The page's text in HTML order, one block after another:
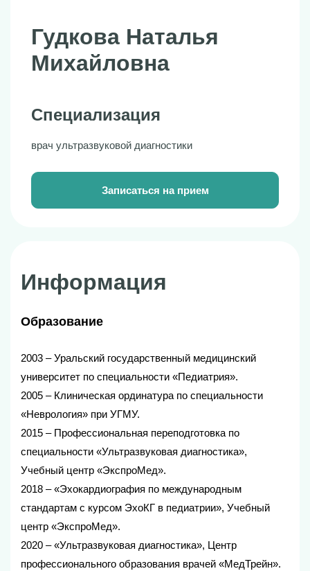
Лицензии
Личный кабинет
Email
info@onkoplus.ru
Гудкова Наталья
Михайловна
Специализация
врач ультразвуковой диагностики
Записаться на прием
Информация
Образование
2003 – Уральский государственный медицинский
университет по специальности «Педиатрия».
2005 – Клиническая ординатура по специальности
«Неврология» при УГМУ.
2015 – Профессиональная переподготовка по
специальности «Ультразвуковая диагностика»,
Учебный центр «ЭкспроМед».
2018 – «Эхокардиография по международным
стандартам с курсом ЭхоКГ в педиатрии», Учебный
центр «ЭкспроМед».
2020 – «Ультразвуковая диагностика», Центр
профессионального образования врачей «МедТрейн».